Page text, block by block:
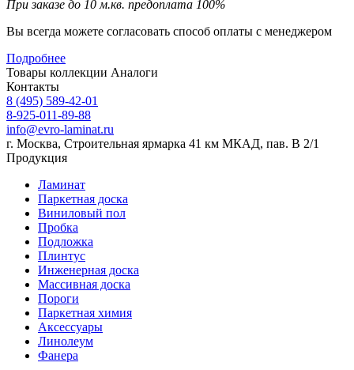
При заказе до 10 м.кв. предоплата 100%
Вы всегда можете согласовать способ оплаты с менеджером
Подробнее
Товары коллекции Аналоги
Контакты
8 (495) 589-42-01
8-925-011-89-88
info@evro-laminat.ru
г. Москва, Строительная ярмарка 41 км МКАД, пав. В 2/1
Продукция
Ламинат
Паркетная доска
Виниловый пол
Пробка
Подложка
Плинтус
Инженерная доска
Массивная доска
Пороги
Паркетная химия
Аксессуары
Линолеум
Фанера